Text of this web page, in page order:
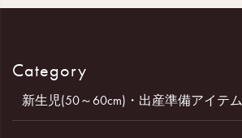
Category
新生児(50～60cm)・出産準備アイテム